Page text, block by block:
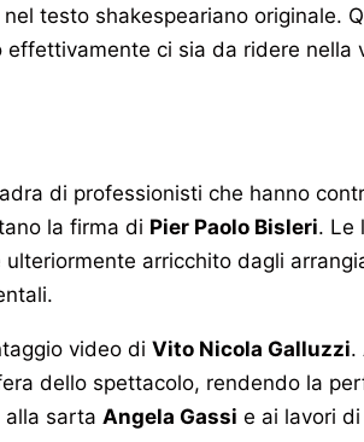
testo shakespeariano originale.
ci sia da ridere nella
di professionisti che hanno
la firma di Pier Paolo Bisleri. Le
ulteriormente arricchito dagli
video di Vito Nicola Galluzzi.
dello spettacolo, rendendo la
alla sarta Angela Gassi e ai lavori